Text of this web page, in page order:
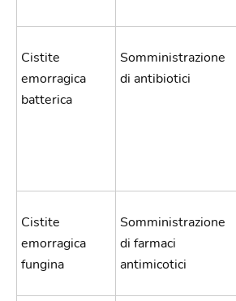
Cistite
emorragica
batterica
Somministrazione
di antibiotici
Cistite
emorragica
fungina
Somministrazione
di farmaci
antimicotici